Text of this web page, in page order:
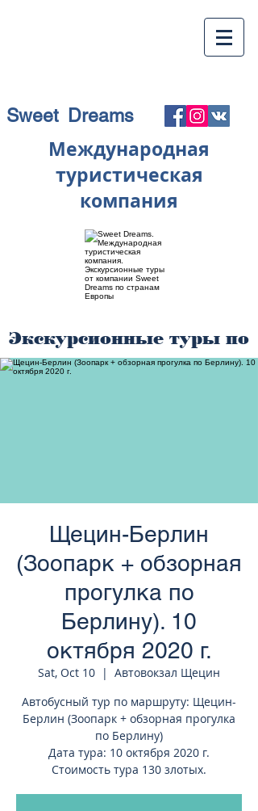
Sweet Dreams
Международная
туристическая
компания
Экскурсионные туры по
странам Европы
Щецин-Берлин
(Зоопарк + обзорная
прогулка по
Берлину). 10
октября 2020 г.
Sat, Oct 10
  |
Автовокзал Щецин
Автобусный тур по маршруту: Щецин-
Берлин (Зоопарк + обзорная прогулка
по Берлину)
Дата тура: 10 октября 2020 г.
Стоимость тура 130 злотых.